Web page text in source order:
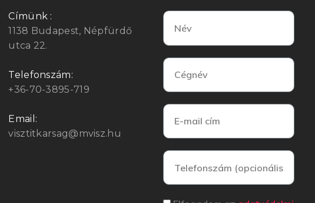
Címünk :
1138 Budapest, Népfürdő
utca 22.
Telefonszám:
+36-70-3895-719
Email:
visztitkarsag@mvisz.hu